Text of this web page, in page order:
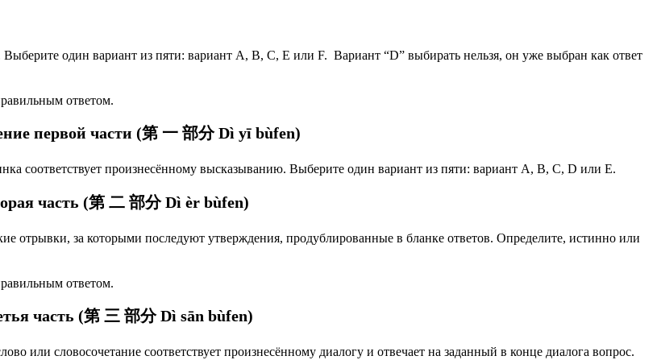
один вариант из пяти: вариант А, В, C, E или F. Вариант “D” выбирать нельзя, он уже выбран как ответ
ответом.
первой части (第 一 部分 Dì yī bùfen)
соответствует произнесённому высказыванию. Выберите один вариант из пяти: вариант А, В, C, D или E.
часть (第 二 部分 Dì èr bùfen)
отрывки, за которыми последуют утверждения, продублированные в бланке ответов. Определите, истинно или
ответом.
часть (第 三 部分 Dì sān bùfen)
или словосочетание соответствует произнесённому диалогу и отвечает на заданный в конце диалога вопрос.